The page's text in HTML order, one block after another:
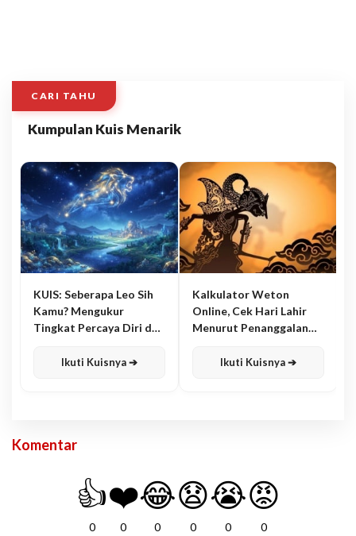
CARI TAHU
Kumpulan Kuis Menarik
KUIS: Seberapa Leo Sih
Kamu? Mengukur
Tingkat Percaya Diri dan
Ikuti Kuisnya ➔
Kalkulator Weton
Online, Cek Hari Lahir
Menurut Penanggalan
Ikuti Kuisnya ➔
Komentar
👍
0
❤️
0
😂
0
😧
0
😭
0
😡
0